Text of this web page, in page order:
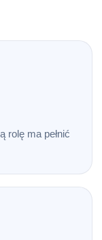
rolę ma pełnić